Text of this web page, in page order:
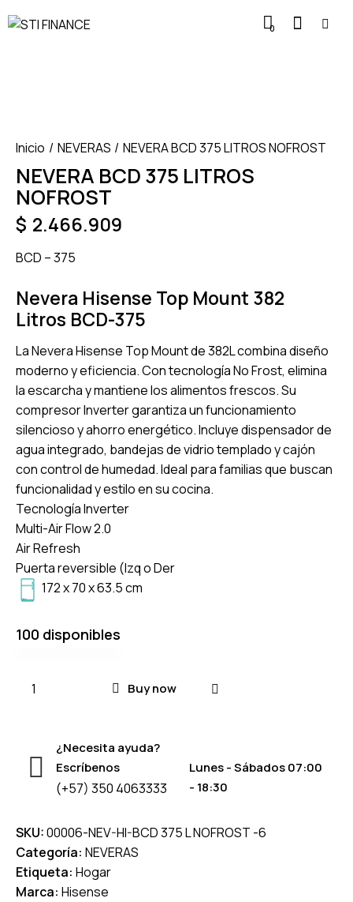
0
Inicio NEVERAS NEVERA BCD 375 LITROS NOFROST
NEVERA BCD 375 LITROS
NOFROST
$ 2.466.909
BCD – 375
Nevera Hisense Top Mount 382
Litros BCD-375
La Nevera Hisense Top Mount de 382L combina diseño
moderno y eficiencia.Con tecnología No Frost, elimina
la escarcha y mantiene los alimentos frescos.Su
compresor Inverter garantiza un funcionamiento
silencioso y ahorro energético.Incluye dispensador de
agua integrado, bandejas de vidrio templado y cajón
con control de humedad.Ideal para familias que buscan
funcionalidad y estilo en su cocina.
Tecnología Inverter
Multi-Air Flow 2.0
Air Refresh
Puerta reversible (Izq o Der
172 x 70 x 63.5 cm
100 disponibles
Buy now
¿Necesita ayuda?
Escríbenos
(+57) 350 4063333
Lunes - Sábados 07:00
- 18:30
SKU:00006-NEV-HI-BCD 375 L NOFROST -6
Categoría: NEVERAS
Etiqueta: Hogar
Marca: Hisense